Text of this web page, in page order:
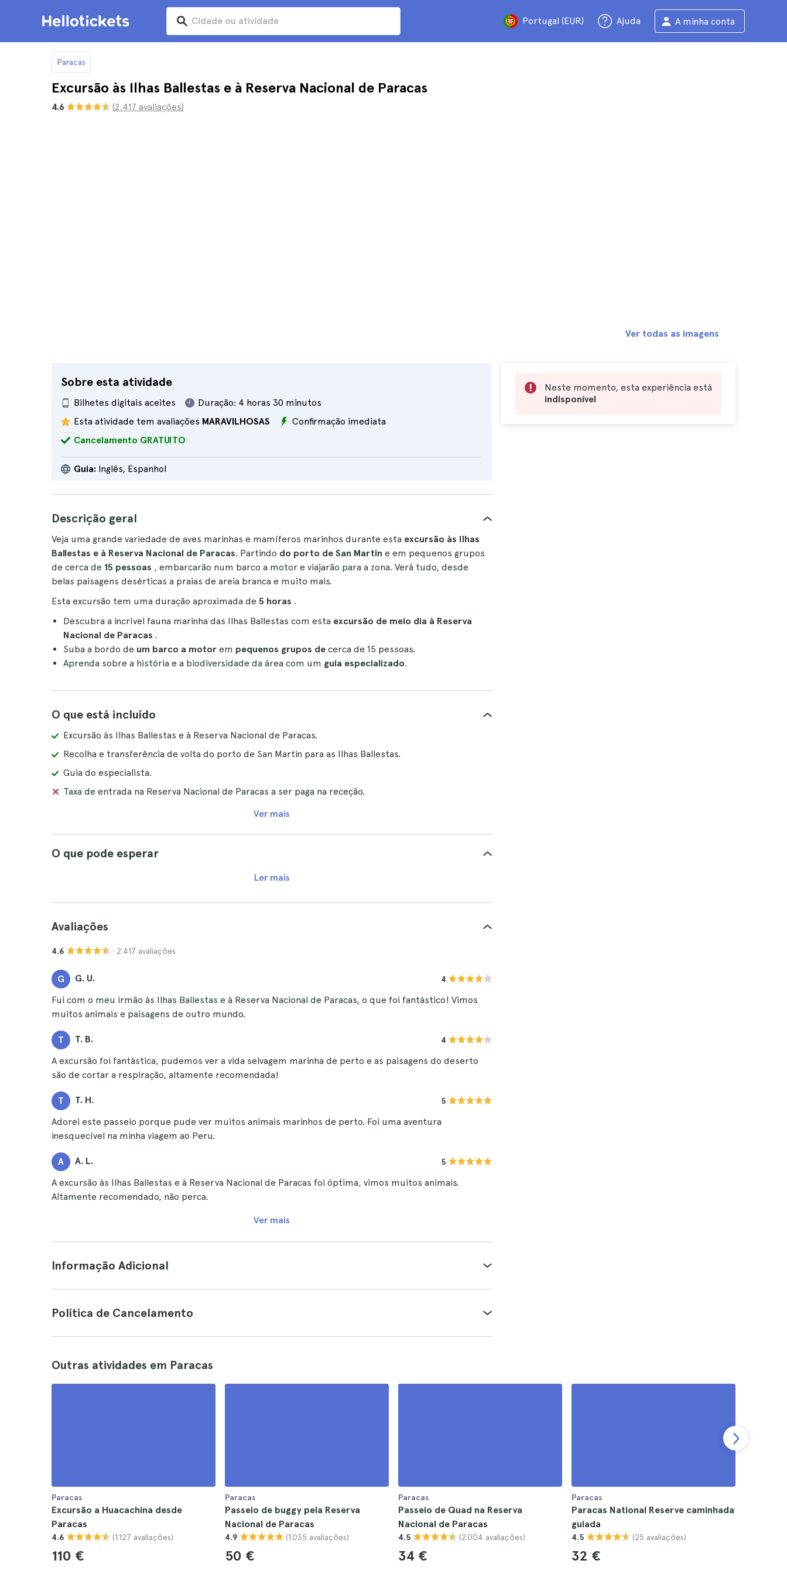
Portugal (EUR) Ajuda A minha conta
Paracas
Excursão às Ilhas Ballestas e à Reserva Nacional de Paracas
4.6 (2.417 avaliações)
Sobre esta atividade
Bilhetes digitais aceites Duração: 4 horas 30 minutos
Esta atividade tem avaliações MARAVILHOSAS
Confirmação imediata
Cancelamento GRATUITO
Guia: Inglês, Espanhol
Neste momento, esta experiência está
indisponível
Ver todas as imagens
Descrição geral
Veja uma grande variedade de aves marinhas e mamíferos marinhos durante esta excursão às Ilhas
Ballestas e à Reserva Nacional de Paracas. Partindo do porto de San Martin e em pequenos grupos
de cerca de 15 pessoas , embarcarão num barco a motor e viajarão para a zona. Verá tudo, desde
belas paisagens desérticas a praias de areia branca e muito mais.
Esta excursão tem uma duração aproximada de 5 horas .
Descubra a incrível fauna marinha das Ilhas Ballestas com esta excursão de meio dia à Reserva
Nacional de Paracas .
Suba a bordo de um barco a motor em pequenos grupos de cerca de 15 pessoas.
Aprenda sobre a história e a biodiversidade da área com um guia especializado.
O que está incluído
Excursão às Ilhas Ballestas e à Reserva Nacional de Paracas.
Recolha e transferência de volta do porto de San Martin para as Ilhas Ballestas.
Guia do especialista.
Taxa de entrada na Reserva Nacional de Paracas a ser paga na receção.
Ver mais
O que pode esperar
Ler mais
Avaliações
4.6 · 2.417 avaliações
G G. U. 4
Fui com o meu irmão às Ilhas Ballestas e à Reserva Nacional de Paracas, o que foi fantástico! Vimos
muitos animais e paisagens de outro mundo.
T T. B. 4
A excursão foi fantástica, pudemos ver a vida selvagem marinha de perto e as paisagens do deserto
são de cortar a respiração, altamente recomendada!
T T. H. 5
Adorei este passeio porque pude ver muitos animais marinhos de perto. Foi uma aventura
inesquecível na minha viagem ao Peru.
A A. L. 5
A excursão às Ilhas Ballestas e à Reserva Nacional de Paracas foi óptima, vimos muitos animais.
Altamente recomendado, não perca.
Ver mais
Informação Adicional
Política de Cancelamento
Outras atividades em Paracas
Paracas
Excursão a Huacachina desde
Paracas
4.6 (1.127 avaliações)
110 €
Paracas
Passeio de buggy pela Reserva
Nacional de Paracas
4.9 (1.035 avaliações)
50 €
Paracas
Passeio de Quad na Reserva
Nacional de Paracas
4.5 (2.004 avaliações)
34 €
Paracas
Paracas National Reserve caminhada
guiada
4.5 (25 avaliações)
32 €